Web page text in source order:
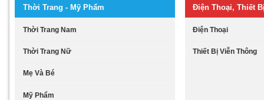
Thời Trang - Mỹ Phẩm
Thời Trang Nam
Thời Trang Nữ
Mẹ Và Bé
Mỹ Phẩm
Điện Thoại, Thiết
Điện Thoại
Thiết Bị Viễn Thông